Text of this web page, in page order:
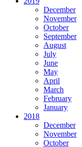
December
November
October
September
August
July
June
May
April
March
February
January
2018
December
November
October